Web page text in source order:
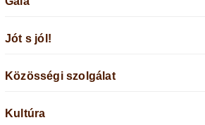
Jót s jól!
Közösségi szolgálat
Kultúra